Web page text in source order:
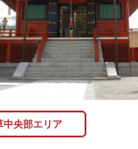
中央部エリア